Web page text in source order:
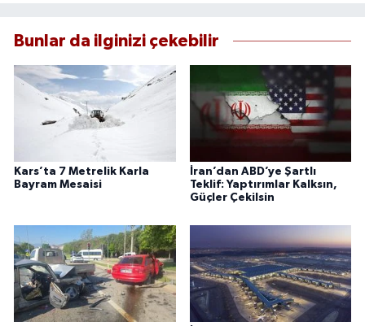
Bunlar da ilginizi çekebilir
Kars’ta 7 Metrelik Karla
Bayram Mesaisi
İran’dan ABD’ye Şartlı
Teklif: Yaptırımlar Kalksın,
Güçler Çekilsin